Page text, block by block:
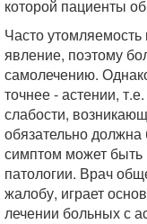
которой пациенты
Часто
явление, поэтому
самолечению.
точнее - астении,
слабости,
обязательно
симптом может быть
патологии. Врач
жалобу, играет
лечении больных с